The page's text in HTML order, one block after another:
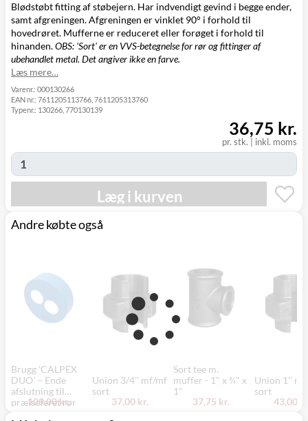
Metode
Pris
Leveres
GLS Pakkeshop
39,00 kr.
Onsdag d. 12/8
GLS
Hjemmelevering
49,00 kr.
Onsdag d. 12/8
GLS Erhverv
49,00 kr.
Onsdag d. 12/8
Direkte levering
Click&Collect i
Svenstrup
(9230)
0,00 kr. Tirsdag d. 11/8
Blødstøbt fitting af støbejern. Har indvendigt gevind i begge ender,
samt afgreningen. Afgreningen er vinklet 90° i forhold til
hovedrøret. Mufferne er reduceret eller forøget i forhold til
hinanden.OBS: 'Sort' er en VVS-betegnelse for rør og fittinger af
ubehandlet metal. Det angiver ikke en farve.
Læs mere…
Varenr.: 000130266
EAN nr.: 7611205113766, 7611205313760
Typenr.: 130266, 770130139
pr. stk. inkl. moms
36,75 kr.
Læg i kurven
Andre købte også
Brugg 'CALPEX
DUO' – Ende
afslutning til
præisoleret rør
109,00 kr.
Union 3/4'' mf/mf
sort
37,00 kr.
Sort tee m.
muffer - 1" x ¾" x
1"
37,75 kr.
Union 1''
sort
43,00